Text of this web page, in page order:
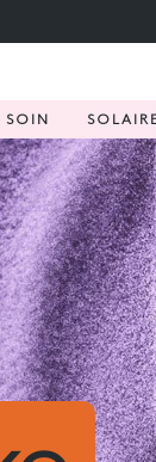
SOIN